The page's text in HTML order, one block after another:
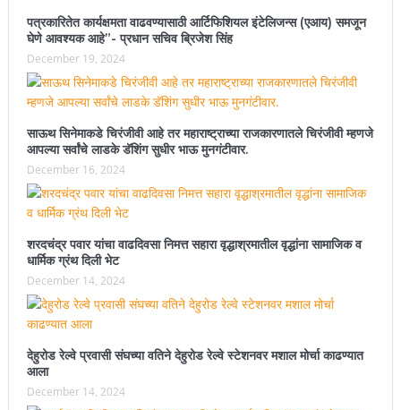
पत्रकारितेत कार्यक्षमता वाढवण्यासाठी आर्टिफिशियल इंटेलिजन्स (एआय) समजून
घेणे आवश्यक आहे”- प्रधान सचिव ब्रिजेश सिंह
December 19, 2024
साऊथ सिनेमाकडे चिरंजीवी आहे तर महाराष्ट्राच्या राजकारणातले चिरंजीवी म्हणजे
आपल्या सर्वांचे लाडके डॅशिंग सुधीर भाऊ मुनगंटीवार.
December 16, 2024
शरदचंद्र पवार यांचा वाढदिवसा निमत्त सहारा वृद्धाश्रमातील वृद्धांना सामाजिक व
धार्मिक ग्रंथ दिली भेट
December 14, 2024
देहुरोड रेल्वे प्रवासी संघच्या वतिने देहुरोड रेल्वे स्टेशनवर मशाल मोर्चा काढण्यात
आला
December 14, 2024